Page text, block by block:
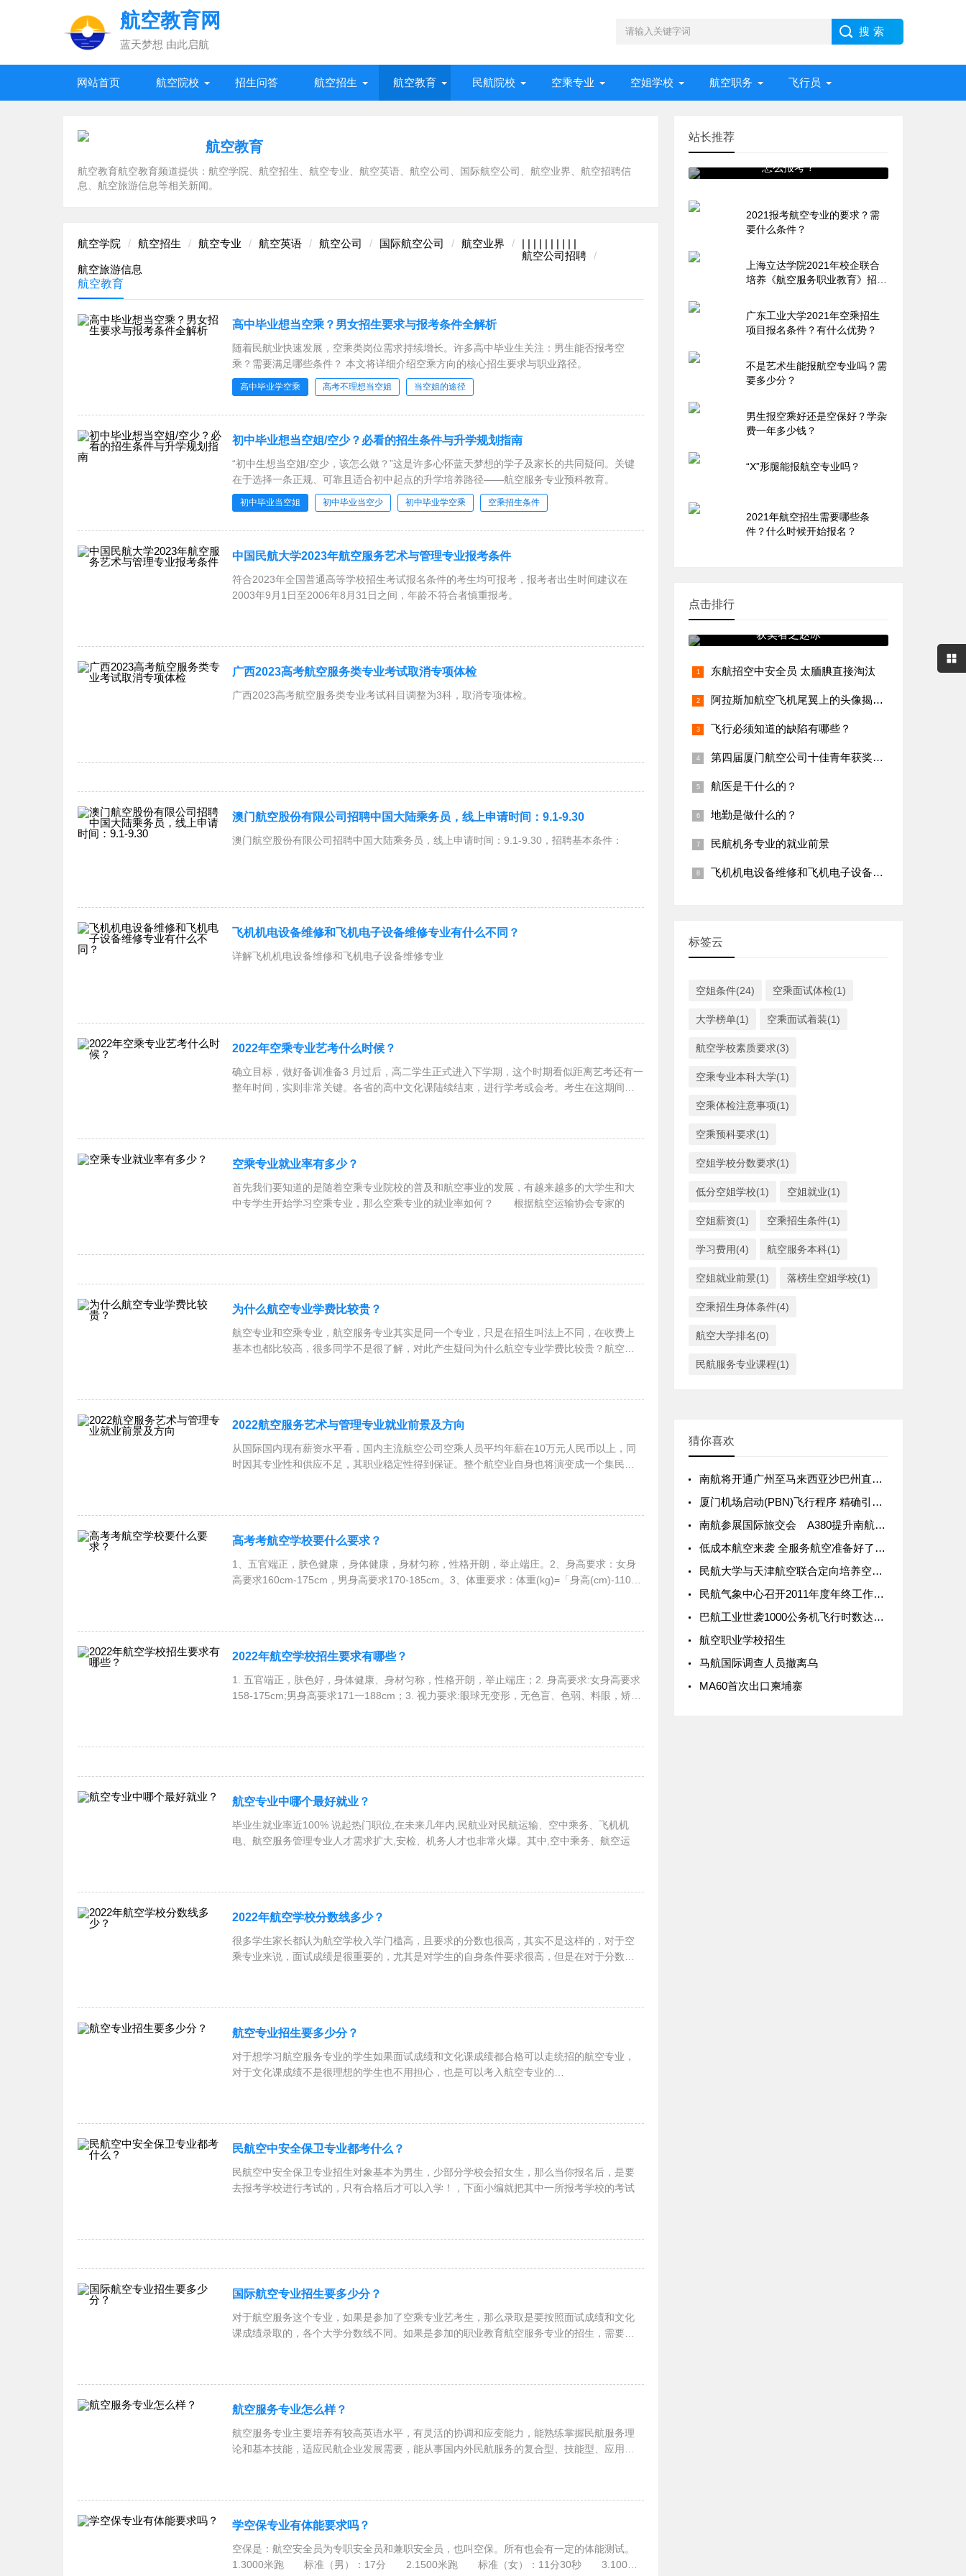
航空教育网
蓝天梦想 由此启航
网站首页 航空院校 招生问答 航空招生 航空教育 民航院校 空乘专业 空姐学校 航空职务 飞行员
航空教育
航空教育航空教育频道提供：航空学院、航空招生、航空专业、航空英语、航空公司、国际航空公司、航空业界、航空招聘信
息、航空旅游信息等相关新闻。
|
航空学院 |
航空招生 |
航空专业 |
航空英语 |
航空公司 |
国际航空公司 |
航空业界
|
航空公司招聘
|
航空旅游信息
|
航空教育
高中毕业想当空乘？男女招生要求与报考条件全解析
随着民航业快速发展，空乘类岗位需求持续增长。许多高中毕业生关注：男生能否报考空
乘？需要满足哪些条件？ 本文将详细介绍空乘方向的核心招生要求与职业路径。
高中毕业学空乘 高考不理想当空姐 当空姐的途径
初中毕业想当空姐/空少？必看的招生条件与升学规划指南
“初中生想当空姐/空少，该怎么做？”这是许多心怀蓝天梦想的学子及家长的共同疑问。关键
在于选择一条正规、可靠且适合初中起点的升学培养路径——航空服务专业预科教育。
初中毕业当空姐 初中毕业当空少 初中毕业学空乘 空乘招生条件
中国民航大学2023年航空服务艺术与管理专业报考条件
符合2023年全国普通高等学校招生考试报名条件的考生均可报考，报考者出生时间建议在
2003年9月1日至2006年8月31日之间，年龄不符合者慎重报考。
广西2023高考航空服务类专业考试取消专项体检
广西2023高考航空服务类专业考试科目调整为3科，取消专项体检。
澳门航空股份有限公司招聘中国大陆乘务员，线上申请时间：9.1-9.30
澳门航空股份有限公司招聘中国大陆乘务员，线上申请时间：9.1-9.30，招聘基本条件：
飞机机电设备维修和飞机电子设备维修专业有什么不同？
详解飞机机电设备维修和飞机电子设备维修专业
2022年空乘专业艺考什么时候？
确立目标，做好备训准备3 月过后，高二学生正式进入下学期，这个时期看似距离艺考还有一
整年时间，实则非常关键。各省的高中文化课陆续结束，进行学考或会考。考生在这期间除
空乘专业就业率有多少？
首先我们要知道的是随着空乘专业院校的普及和航空事业的发展，有越来越多的大学生和大
中专学生开始学习空乘专业，那么空乘专业的就业率如何？ 根据航空运输协会专家的
为什么航空专业学费比较贵？
航空专业和空乘专业，航空服务专业其实是同一个专业，只是在招生叫法上不同，在收费上
基本也都比较高，很多同学不是很了解，对此产生疑问为什么航空专业学费比较贵？航空专
2022航空服务艺术与管理专业就业前景及方向
从国际国内现有薪资水平看，国内主流航空公司空乘人员平均年薪在10万元人民币以上，同
时因其专业性和供应不足，其职业稳定性得到保证。整个航空业自身也将演变成一个集民航
高考考航空学校要什么要求？
1、五官端正，肤色健康，身体健康，身材匀称，性格开朗，举止端庄。2、身高要求：女身
高要求160cm-175cm，男身高要求170-185cm。3、体重要求：体重(kg)=「身高(cm)-110」
2022年航空学校招生要求有哪些？
1. 五官端正，肤色好，身体健康、身材匀称，性格开朗，举止端庄；2. 身高要求:女身高要求
158-175cm;男身高要求171一188cm；3. 视力要求:眼球无变形，无色盲、色弱、料眼，矫正
航空专业中哪个最好就业？
毕业生就业率近100% 说起热门职位,在未来几年内,民航业对民航运输、空中乘务、飞机机
电、航空服务管理专业人才需求扩大,安检、机务人才也非常火爆。其中,空中乘务、航空运
2022年航空学校分数线多少？
很多学生家长都认为航空学校入学门槛高，且要求的分数也很高，其实不是这样的，对于空
乘专业来说，面试成绩是很重要的，尤其是对学生的自身条件要求很高，但是在对于分数要
航空专业招生要多少分？
对于想学习航空服务专业的学生如果面试成绩和文化课成绩都合格可以走统招的航空专业，
对于文化课成绩不是很理想的学生也不用担心，也是可以考入航空专业的
民航空中安全保卫专业都考什么？
民航空中安全保卫专业招生对象基本为男生，少部分学校会招女生，那么当你报名后，是要
去报考学校进行考试的，只有合格后才可以入学！，下面小编就把其中一所报考学校的考试
国际航空专业招生要多少分？
对于航空服务这个专业，如果是参加了空乘专业艺考生，那么录取是要按照面试成绩和文化
课成绩录取的，各个大学分数线不同。如果是参加的职业教育航空服务专业的招生，需要学
航空服务专业怎么样？
航空服务专业主要培养有较高英语水平，有灵活的协调和应变能力，能熟练掌握民航服务理
论和基本技能，适应民航企业发展需要，能从事国内外民航服务的复合型、技能型、应用型
学空保专业有体能要求吗？
空保是：航空安全员为专职安全员和兼职安全员，也叫空保。所有也会有一定的体能测试。
1.3000米跑 标准（男）：17分 2.1500米跑 标准（女）：11分30秒 3.100米
站长推荐
高考后还能报考航空专业吗？
怎么报考？
2021报考航空专业的要求？需
要什么条件？
上海立达学院2021年校企联合
培养《航空服务职业教育》招生
广东工业大学2021年空乘招生
项目报名条件？有什么优势？
不是艺术生能报航空专业吗？需
要多少分？
男生报空乘好还是空保好？学杂
费一年多少钱？
“X”形腿能报航空专业吗？
2021年航空招生需要哪些条
件？什么时候开始报名？
点击排行
第四届厦门航空公司十佳青年
获奖者之赵冰
东航招空中安全员 太腼腆直接淘汰
阿拉斯加航空飞机尾翼上的头像揭秘(组图)-中国民航新闻信息网
飞行必须知道的缺陷有哪些？
第四届厦门航空公司十佳青年获奖者之赵冰
航医是干什么的？
地勤是做什么的？
民航机务专业的就业前景
飞机机电设备维修和飞机电子设备维修专业有什么不同？
标签云
空姐条件(24) 空乘面试体检(1)
大学榜单(1) 空乘面试着装(1)
航空学校素质要求(3)
空乘专业本科大学(1)
空乘体检注意事项(1)
空乘预科要求(1)
空姐学校分数要求(1)
低分空姐学校(1) 空姐就业(1)
空姐薪资(1) 空乘招生条件(1)
学习费用(4) 航空服务本科(1)
空姐就业前景(1) 落榜生空姐学校(1)
空乘招生身体条件(4)
航空大学排名(0)
民航服务专业课程(1)
猜你喜欢
南航将开通广州至马来西亚沙巴州直飞航线-中国民航网
厦门机场启动(PBN)飞行程序 精确引导航空器
南航参展国际旅交会 A380提升南航品牌形象
低成本航空来袭 全服务航空准备好了吗？
民航大学与天津航空联合定向培养空乘-中国民航网
民航气象中心召开2011年度年终工作总结大会
巴航工业世袭1000公务机飞行时数达一万小时
航空职业学校招生
马航国际调查人员撤离乌
MA60首次出口柬埔寨